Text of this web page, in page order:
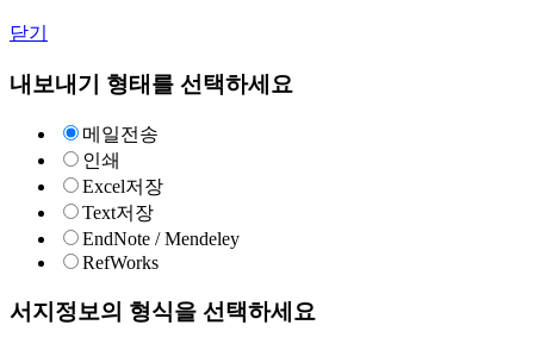
닫기
내보내기 형태를 선택하세요
메일전송
인쇄
Excel저장
Text저장
EndNote / Mendeley
RefWorks
서지정보의 형식을 선택하세요